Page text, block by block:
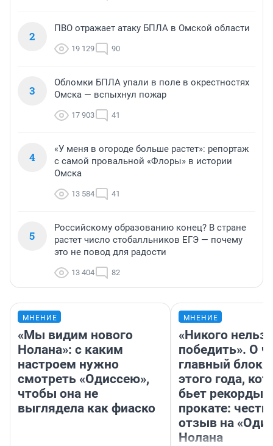
2
ПВО отражает атаку БПЛА в Омской области
19 129 90
3
Обломки БПЛА упали в поле в окрестностях
Омска — вспыхнул пожар
17 903 41
4
«У меня в огороде больше растет»: репортаж
с самой провальной «Флоры» в истории
Омска
13 584 41
5
Российскому образованию конец? В стране
растет число стобалльников ЕГЭ — почему
это не повод для радости
13 404 82
МНЕНИЕ
«Мы видим нового
Нолана»: с каким
настроем нужно
смотреть «Одиссею»,
чтобы она не
выглядела как фиаско
МНЕНИЕ
«Никого нельзя
победить». О
главный
этого года,
бьет рекорды в
прокате:
отзыв на
Нолана